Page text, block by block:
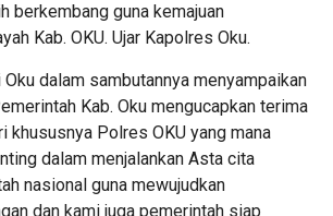
berkembang guna kemajuan
Kab. OKU. Ujar Kapolres Oku.
dalam sambutannya menyampaikan
Kab. Oku mengucapkan terima
khususnya Polres OKU yang mana
dalam menjalankan Asta cita
nasional guna mewujudkan
dan kami juga pemerintah siap